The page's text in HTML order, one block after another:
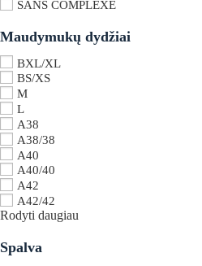
SANS COMPLEXE
Maudymukų dydžiai
BXL/XL
BS/XS
M
L
A38
A38/38
A40
A40/40
A42
A42/42
Rodyti daugiau
Spalva